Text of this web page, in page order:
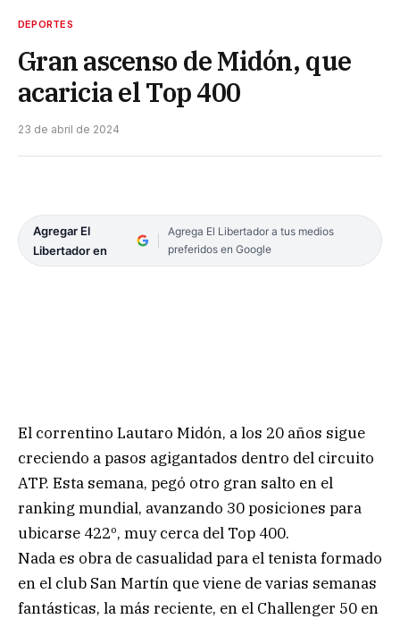
DEPORTES
Gran ascenso de Midón, que
acaricia el Top 400
23 de abril de 2024
Agregar El
Libertador en
Agrega El Libertador a tus medios
preferidos en Google
El correntino Lautaro Midón, a los 20 años sigue
creciendo a pasos agigantados dentro del circuito
ATP. Esta semana, pegó otro gran salto en el
ranking mundial, avanzando 30 posiciones para
ubicarse 422º, muy cerca del Top 400.
Nada es obra de casualidad para el tenista formado
en el club San Martín que viene de varias semanas
fantásticas, la más reciente, en el Challenger 50 en